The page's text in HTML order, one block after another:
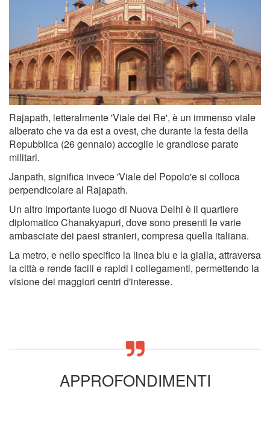
Rajapath, letteralmente 'Viale dei Re', è un immenso viale
alberato che va da est a ovest, che durante la festa della
Repubblica (26 gennaio) accoglie le grandiose parate
militari.
Janpath, significa invece 'Viale del Popolo'e si colloca
perpendicolare al Rajapath.
Un altro importante luogo di Nuova Delhi è il quartiere
diplomatico Chanakyapuri, dove sono presenti le varie
ambasciate dei paesi stranieri, compresa quella italiana.
La metro, e nello specifico la linea blu e la gialla, attraversa
la città e rende facili e rapidi i collegamenti, permettendo la
visione dei maggiori centri d'interesse.
APPROFONDIMENTI